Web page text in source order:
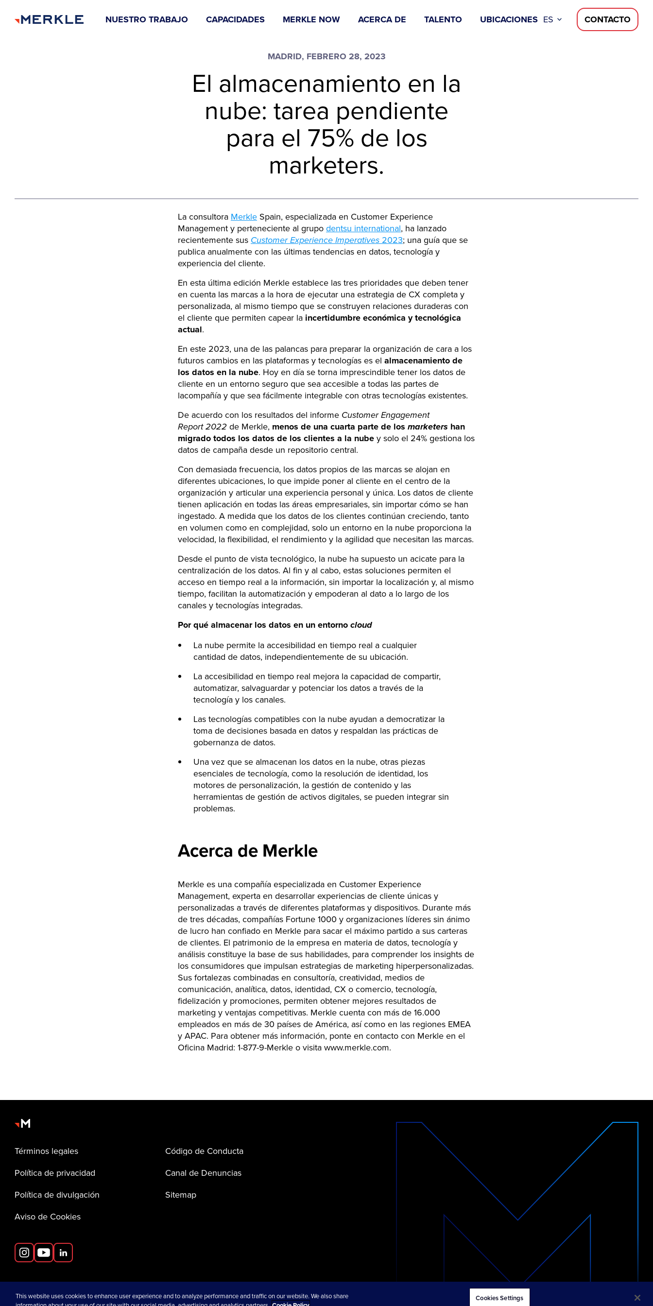
NUESTRO TRABAJO CAPACIDADES MERKLE NOW ACERCA DE TALENTO UBICACIONES ES CONTACTO
MADRID, FEBRERO 28, 2023
El almacenamiento en la
nube: tarea pendiente
para el 75% de los
marketers.
La consultora Merkle Spain, especializada en Customer Experience
Management y perteneciente al grupodentsu international, ha lanzado
recientemente sus Customer Experience Imperatives 2023; una guía que se
publica anualmente con las últimas tendencias en datos, tecnología y
experiencia del cliente.
En esta última edición Merkle establece las tres prioridades que deben tener
en cuenta las marcas a la hora de ejecutar una estrategia de CX completa y
personalizada, al mismo tiempo que se construyen relaciones duraderas con
el cliente que permiten capear la incertidumbre económica y tecnológica
actual.
En este 2023, una de las palancas para preparar la organización de cara a los
futuros cambios en las plataformas y tecnologías es el almacenamiento de
los datos en la nube. Hoy en día se torna imprescindible tener los datos de
cliente en un entorno seguro que sea accesible a todas las partes de
lacompañía y que sea fácilmente integrable con otras tecnologías existentes.
De acuerdo con los resultados del informe Customer Engagement
Report 2022de Merkle, menos de una cuarta parte de los marketers han
migrado todos los datos de los clientes a la nubey solo el 24% gestiona los
datos de campaña desde un repositorio central.
Con demasiada frecuencia, los datos propios de las marcas se alojan en
diferentes ubicaciones, lo que impide poner al cliente en el centro de la
organización y articular una experiencia personal y única. Los datos de cliente
tienen aplicación en todas las áreas empresariales, sin importar cómo se han
ingestado. A medida que los datos de los clientes continúan creciendo, tanto
en volumen como en complejidad, solo un entorno en la nube proporciona la
velocidad, la flexibilidad, el rendimiento y la agilidad que necesitan las marcas.
Desde el punto de vista tecnológico, la nube ha supuesto un acicate para la
centralización de los datos. Al fin y al cabo, estas soluciones permiten el
acceso en tiempo real a la información, sin importar la localización y, al mismo
tiempo, facilitan la automatización y empoderan al dato a lo largo de los
canales y tecnologías integradas.
Por qué almacenar los datos en un entornocloud
La nube permite la accesibilidad en tiempo real a cualquier
cantidad de datos, independientemente de su ubicación.
La accesibilidad en tiempo real mejora la capacidad de compartir,
automatizar, salvaguardar y potenciar los datos a través de la
tecnología y los canales.
Las tecnologías compatibles con la nube ayudan a democratizar la
toma de decisiones basada en datos y respaldan las prácticas de
gobernanza de datos.
Una vez que se almacenan los datos en la nube, otras piezas
esenciales de tecnología, como la resolución de identidad, los
motores de personalización, la gestión de contenido y las
herramientas de gestión de activos digitales, se pueden integrar sin
problemas.
Acerca de Merkle
Merkle es una compañía especializada en Customer Experience
Management, experta en desarrollar experiencias de cliente únicas y
personalizadas a través de diferentes plataformas y dispositivos. Durante más
de tres décadas, compañías Fortune 1000 y organizaciones líderes sin ánimo
de lucro han confiado en Merkle para sacar el máximo partido a sus carteras
de clientes. El patrimonio de la empresa en materia de datos, tecnología y
análisis constituye la base de sus habilidades, para comprender los insights de
los consumidores que impulsan estrategias de marketing hiperpersonalizadas.
Sus fortalezas combinadas en consultoría, creatividad, medios de
comunicación, analítica, datos, identidad, CX o comercio, tecnología,
fidelización y promociones, permiten obtener mejores resultados de
marketing y ventajas competitivas. Merkle cuenta con más de 16.000
empleados en más de 30 países de América, así como en las regiones EMEA
y APAC. Para obtener más información, ponte en contacto con Merkle en el
Oficina Madrid: 1-877-9-Merkle o visita www.merkle.com.
Términos legales
Política de privacidad
Política de divulgación
Aviso de Cookies
Código de Conducta
Canal de Denuncias
Sitemap
se abre en una pestaña nueva © 2026 Merkle
This website uses cookies to enhance user experience and to analyze performance and traffic on our website. We also share
Cookies Settings